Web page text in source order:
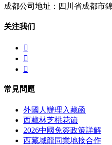
成都公司地址：四川省成都市
关注我们



常見問題
外國人辦理入藏函
西藏林芝桃花節
2026中國免簽政策詳解
西藏域龍同業地接合作